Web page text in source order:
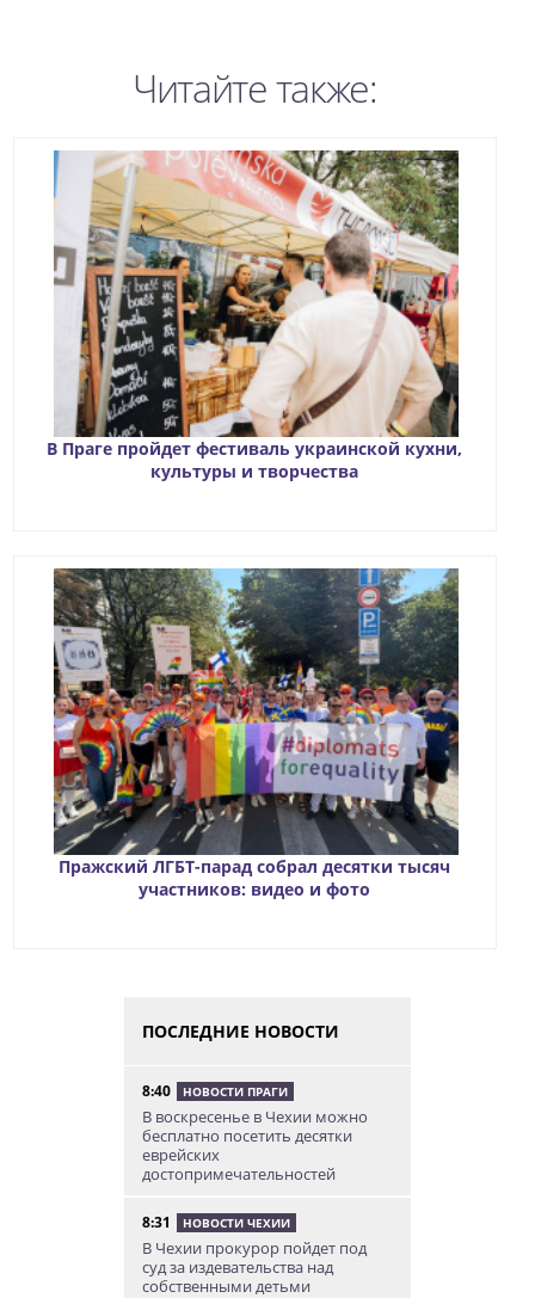
Читайте также:
В Праге пройдет фестиваль украинской кухни,
культуры и творчества
Пражский ЛГБТ-парад собрал десятки тысяч
участников: видео и фото
ПОСЛЕДНИЕ НОВОСТИ
8:40 НОВОСТИ ПРАГИ
В воскресенье в Чехии можно
бесплатно посетить десятки
еврейских
достопримечательностей
8:31 НОВОСТИ ЧЕХИИ
В Чехии прокурор пойдет под
суд за издевательства над
собственными детьми